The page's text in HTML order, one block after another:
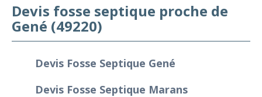
Devis fosse septique proche de
Gené (49220)
Devis Fosse Septique Gené
Devis Fosse Septique Marans